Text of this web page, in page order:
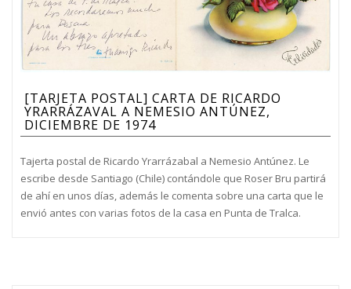
[TARJETA POSTAL] CARTA DE RICARDO
YRARRÁZAVAL A NEMESIO ANTÚNEZ,
DICIEMBRE DE 1974
Tajerta postal de Ricardo Yrarrázabal a Nemesio Antúnez. Le
escribe desde Santiago (Chile) contándole que Roser Bru partirá
de ahí en unos días, además le comenta sobre una carta que le
envió antes con varias fotos de la casa en Punta de Tralca.